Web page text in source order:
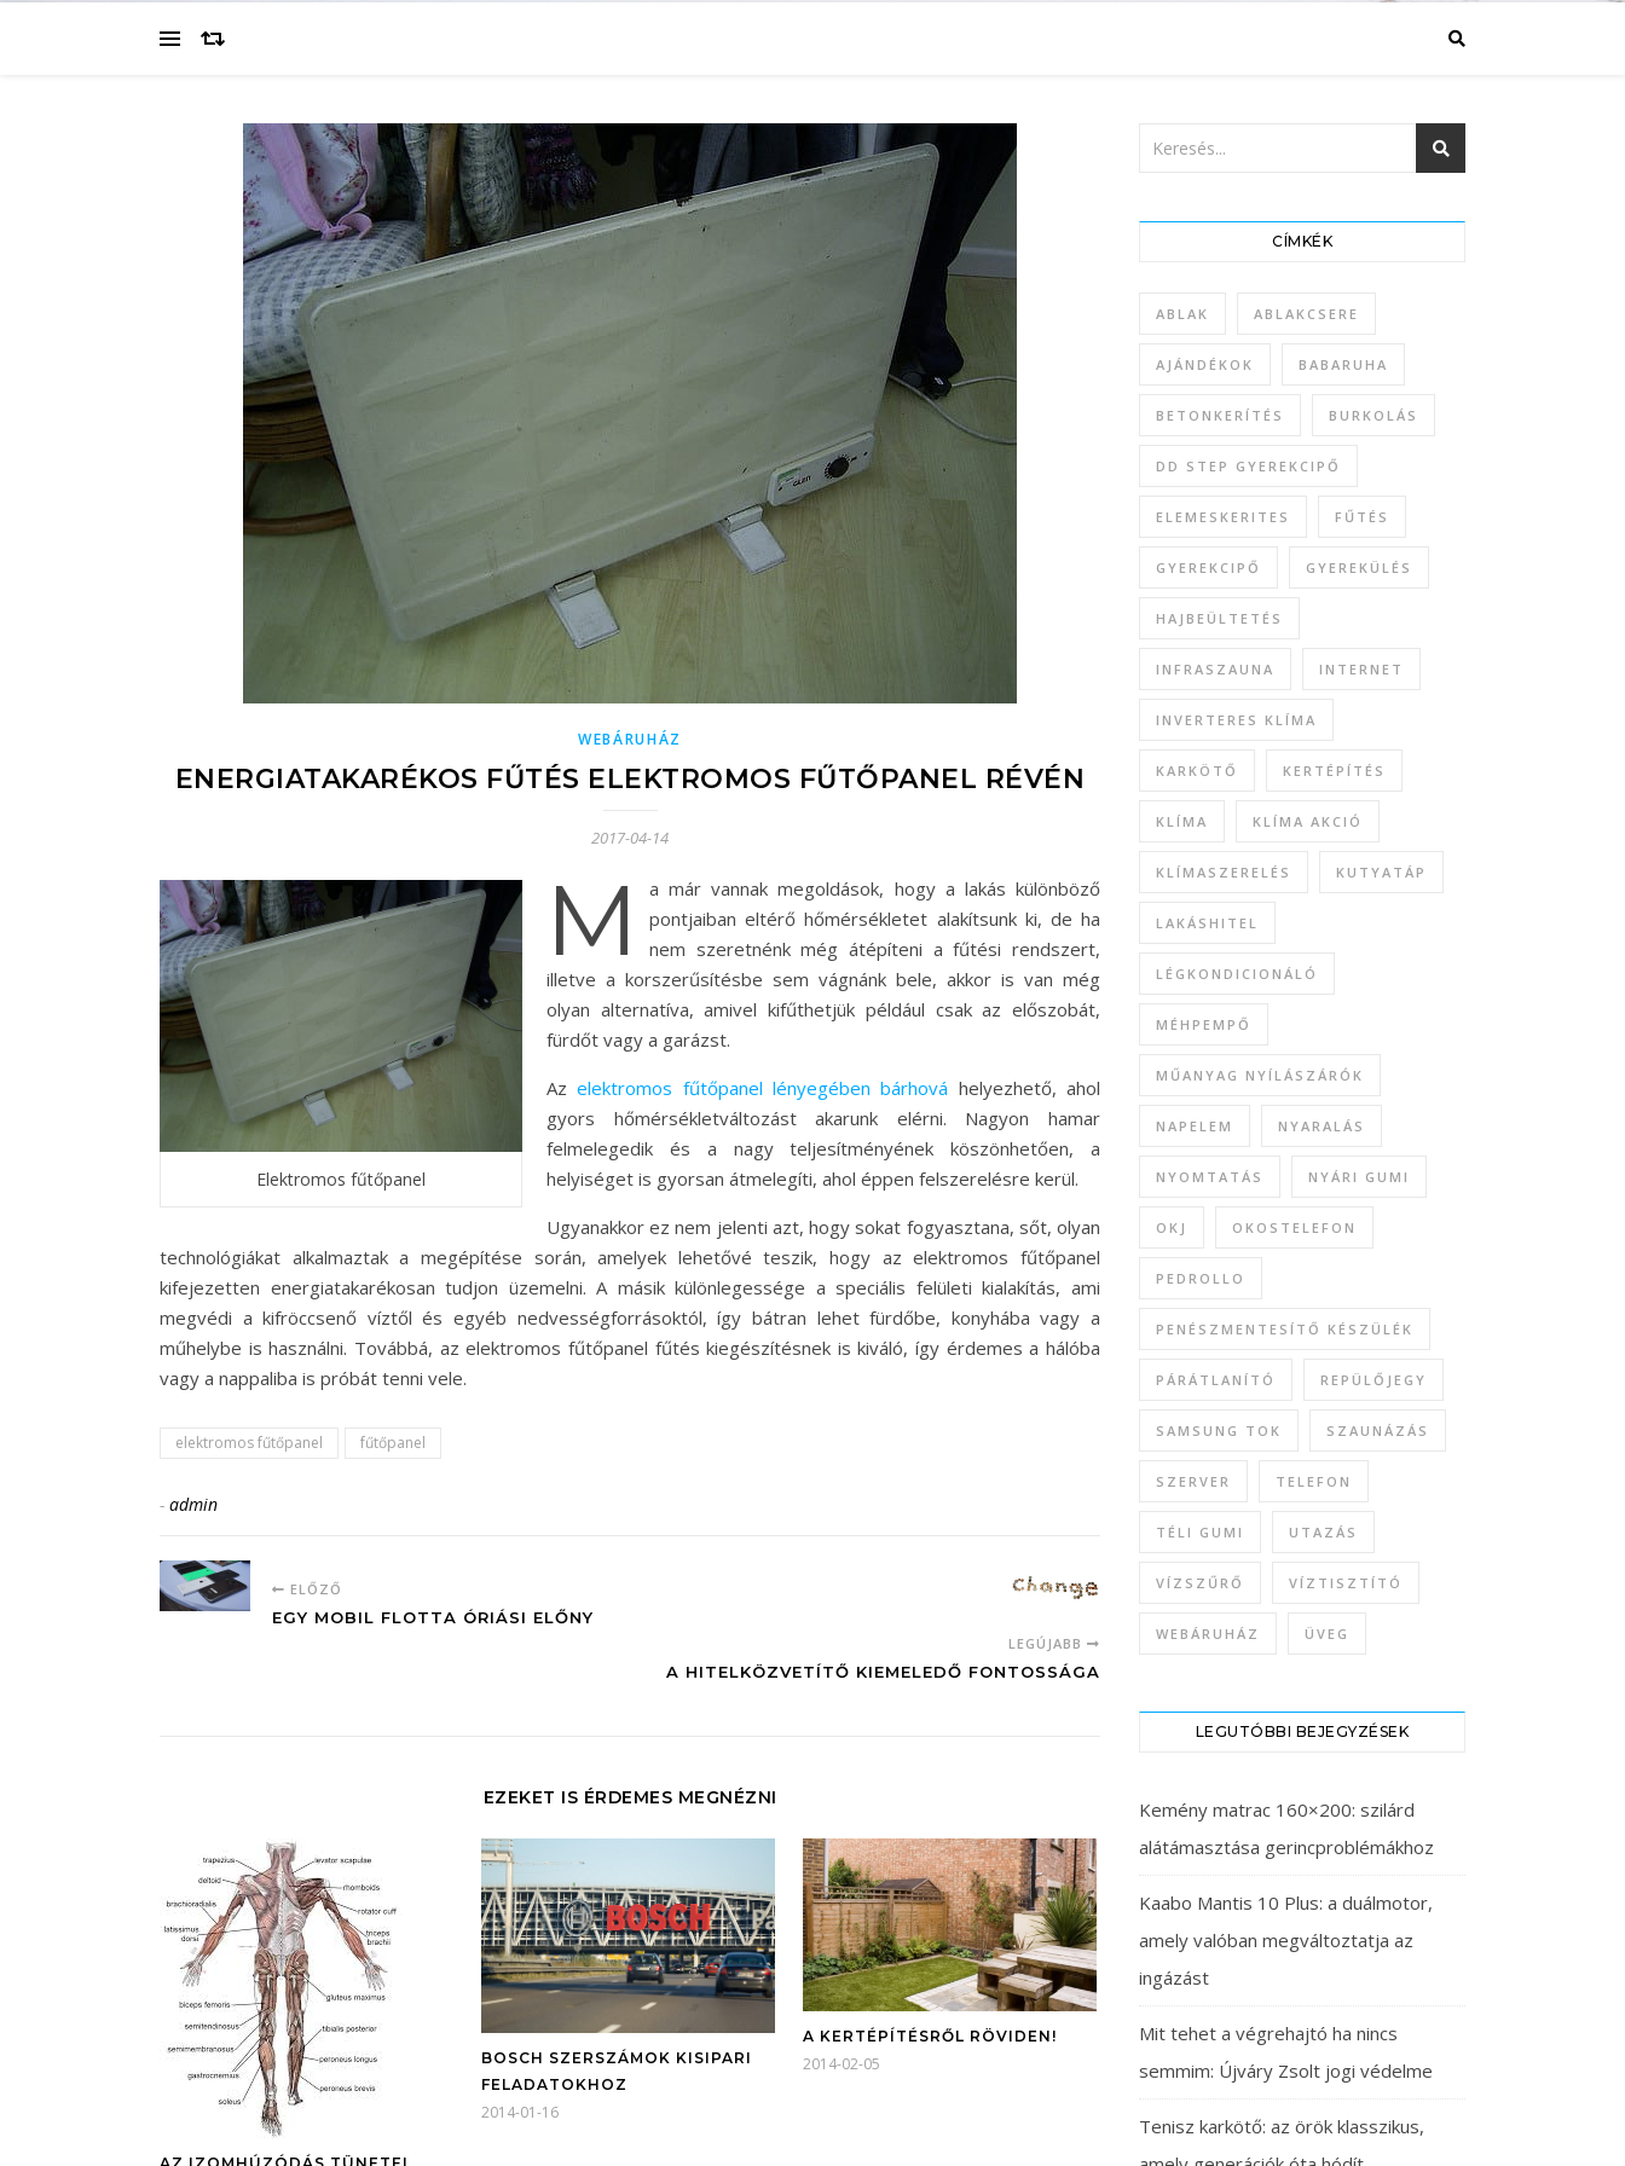
WEBÁRUHÁZ
ENERGIATAKARÉKOS FŰTÉS ELEKTROMOS FŰTŐPANEL RÉVÉN
2017-04-14
Elektromos fűtőpanel
M
a már vannak megoldások, hogy a lakás különböző
pontjaiban eltérő hőmérsékletet alakítsunk ki, de ha
nem szeretnénk még átépíteni a fűtési rendszert,
illetve a korszerűsítésbe sem vágnánk bele, akkor is van még
olyan alternatíva, amivel kifűthetjük például csak az előszobát,
fürdőt vagy a garázst.
Azelektromos fűtőpanel lényegében bárhová helyezhető, ahol
gyors hőmérsékletváltozást akarunk elérni. Nagyon hamar
felmelegedik és a nagy teljesítményének köszönhetően, a
helyiséget is gyorsan átmelegíti, ahol éppen felszerelésre kerül.
Ugyanakkor ez nem jelenti azt, hogy sokat fogyasztana, sőt, olyan
technológiákat alkalmaztak a megépítése során, amelyek lehetővé teszik, hogy az elektromos fűtőpanel
kifejezetten energiatakarékosan tudjon üzemelni. A másik különlegessége a speciális felületi kialakítás, ami
megvédi a kifröccsenő víztől és egyéb nedvességforrásoktól, így bátran lehet fürdőbe, konyhába vagy a
műhelybe is használni. Továbbá, az elektromos fűtőpanel fűtés kiegészítésnek is kiváló, így érdemes a hálóba
vagy a nappaliba is próbát tenni vele.
elektromos fűtőpanel fűtőpanel
- admin
ELŐZŐ
EGY MOBIL FLOTTA ÓRIÁSI ELŐNY
LEGÚJABB
A HITELKÖZVETÍTŐ KIEMELEDŐ FONTOSSÁGA
EZEKET IS ÉRDEMES MEGNÉZNI
BOSCH SZERSZÁMOK KISIPARI
FELADATOKHOZ
2014-01-16
A KERTÉPÍTÉSRŐL RÖVIDEN!
2014-02-05
CÍMKÉK
ABLAK ABLAKCSERE
AJÁNDÉKOK BABARUHA
BETONKERÍTÉS BURKOLÁS
DD STEP GYEREKCIPŐ
ELEMESKERITES FŰTÉS
GYEREKCIPŐ GYEREKÜLÉS
HAJBEÜLTETÉS
INFRASZAUNA INTERNET
INVERTERES KLÍMA
KARKÖTŐ KERTÉPÍTÉS
KLÍMA KLÍMA AKCIÓ
KLÍMASZERELÉS KUTYATÁP
LAKÁSHITEL
LÉGKONDICIONÁLÓ
MÉHPEMPŐ
MŰANYAG NYÍLÁSZÁRÓK
NAPELEM NYARALÁS
NYOMTATÁS NYÁRI GUMI
OKJ OKOSTELEFON
PEDROLLO
PENÉSZMENTESÍTŐ KÉSZÜLÉK
PÁRÁTLANÍTÓ REPÜLŐJEGY
SAMSUNG TOK SZAUNÁZÁS
SZERVER TELEFON
TÉLI GUMI UTAZÁS
VÍZSZŰRŐ VÍZTISZTÍTÓ
WEBÁRUHÁZ ÜVEG
LEGUTÓBBI BEJEGYZÉSEK
Kemény matrac 160×200: szilárd
alátámasztása gerincproblémákhoz
Kaabo Mantis 10 Plus: a duálmotor,
amely valóban megváltoztatja az
ingázást
Mit tehet a végrehajtó ha nincs
semmim: Újváry Zsolt jogi védelme
Tenisz karkötő: az örök klasszikus,